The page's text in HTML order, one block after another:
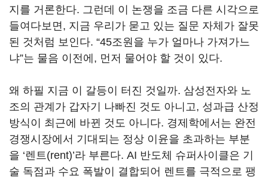
지를 거론한다. 그런데 이 논쟁을 조금 다른 시각으로
들여다보면, 지금 우리가 묻고 있는 질문 자체가 잘못
된 것처럼 보인다. “45조원을 누가 얼마나 가져가느
냐”는 물음 이전에, 먼저 물어야 할 것이 있다.
왜 하필 지금 이 갈등이 터진 것일까. 삼성전자와 노
조의 관계가 갑자기 나빠진 것도 아니고, 성과급 산정
방식이 최근에 바뀐 것도 아니다. 경제학에서는 완전
경쟁시장에서 기대되는 정상 이윤을 초과하는 부분
을 ‘렌트(rent)’라 부른다. AI 반도체 슈퍼사이클은 기
술 독점과 수요 폭발이 결합되어 렌트를 극적으로 팽